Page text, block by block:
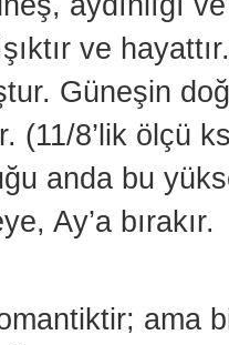
ve
Güneşin
(11/8’lik ölçü
anda bu
Ay’a bırakır.
ama